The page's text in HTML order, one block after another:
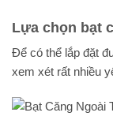
Lựa chọn bạt
Để có thể lắp đặt
xem xét rất nhiều